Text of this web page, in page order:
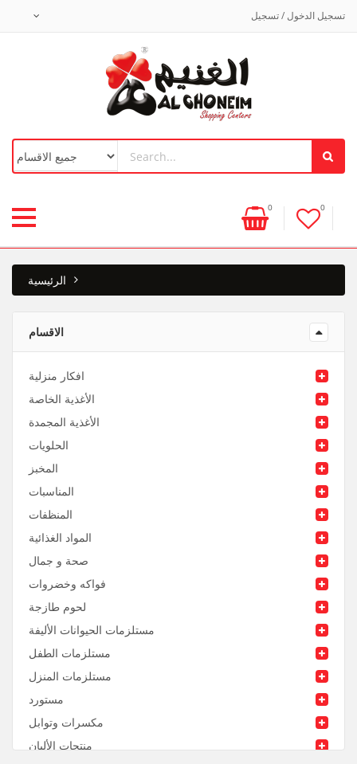
تسجيل الدخول / تسجيل
0 0
الرئيسية
الاقسام
افكار منزلية
الأغذية الخاصة
الأغذية المجمدة
الحلويات
المخبز
المناسبات
المنظفات
المواد الغذائية
صحة و جمال
فواكه وخضروات
لحوم طازجة
مستلزمات الحيوانات الأليفة
مستلزمات الطفل
مستلزمات المنزل
مستورد
مكسرات وتوابل
منتجات الألبان